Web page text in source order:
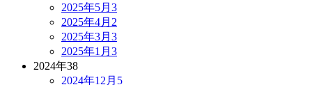
2025年5月 3
2025年4月 2
2025年3月 3
2025年1月 3
2024年38
2024年12月 5